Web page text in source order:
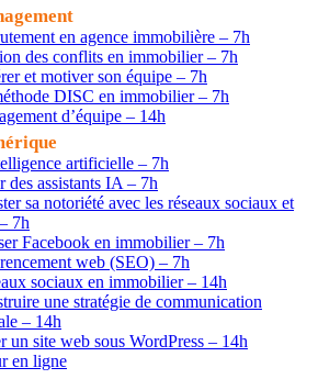
en agence immobilière – 7h
des conflits en immobilier – 7h
et motiver son équipe – 7h
DISC en immobilier – 7h
d’équipe – 14h
artificielle – 7h
des assistants IA – 7h
sa notoriété avec les réseaux sociaux et
7h
Facebook en immobilier – 7h
web (SEO) – 7h
sociaux en immobilier – 14h
une stratégie de communication
– 14h
un site web sous WordPress – 14h
en ligne